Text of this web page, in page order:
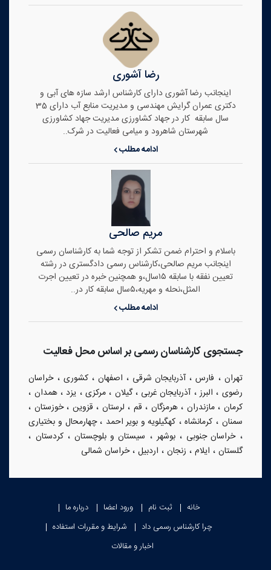
رضا آشوری
اینجانب رضا آشوری دارای کارشناس ارشد سازه های آبی و
دکتری عمران گرایش مهندسی و مدیریت منابع آب دارای 35
سال سابقه کار در جهاد کشاورزی مدیریت جهاد کشاورزی
شهرستان شاهرود و میامی فعالیت در شرک..
ادامه مطلب
مریم صالحی
باسلام و احترام ضمن تشکر از توجه شما به کارشناسان رسمی
اینجانب مریم صالحی،کارشناس رسمی دادگستری در رشته
تعیین نفقه با سابقه ۱۵سال،و همچنین خبره در تعیین اجرت
المثل،نحله و مهریه،۵سال سابقه کار در..
ادامه مطلب
جستجوی کارشناسان رسمی بر اساس محل فعالیت
تهران ، فارس،آذربایجان شرقی ، اصفهان ،کشوری ،خراسان
رضوی ، البرز،آذربایجان غربی ،گیلان ،مرکزی ، یزد،همدان ،
کرمان ،مازندران ،هرمزگان ، قم ، لرستان ، قزوین ،خوزستان ،
سمنان ، کرمانشاه، کهگیلویه و بویر احمد ،چهارمحال و بختیاری
،خراسان جنوبی ،بوشهر، سیستان و بلوچستان،کردستان ،
گلستان ، ایلام ، زنجان ، اردبیل ،خراسان شمالی
خانه ثبت نام ورود اعضا
درباره ما
چرا کارشناس رسمی داد
شرایط و مقررات استفاده
اخبار و مقالات